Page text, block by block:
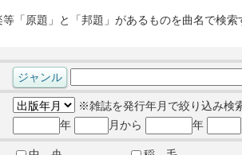
等「原題」と「邦題」があるものを曲名で検
※雑誌を発行年月で絞り込み検
年
月から 年